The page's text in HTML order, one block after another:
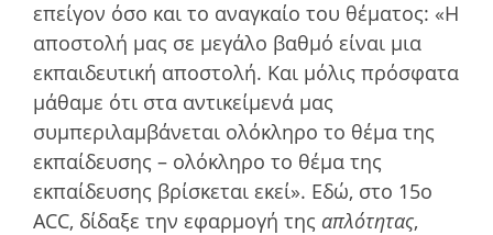
επείγον όσο και το αναγκαίο του θέματος: «Η
αποστολή μας σε μεγάλο βαθμό είναι μια
εκπαιδευτική αποστολή. Και µόλις πρόσφατα
µάθαµε ότι στα αντικείµενά µας
συµπεριλαμβάνεται ολόκληρο το θέμα της
εκπαίδευσης – ολόκληρο το θέµα της
εκπαίδευσης βρίσκεται εκεί». Εδώ, στο 15ο
ACC, δίδαξε την εφαρμογή της απλότητας,